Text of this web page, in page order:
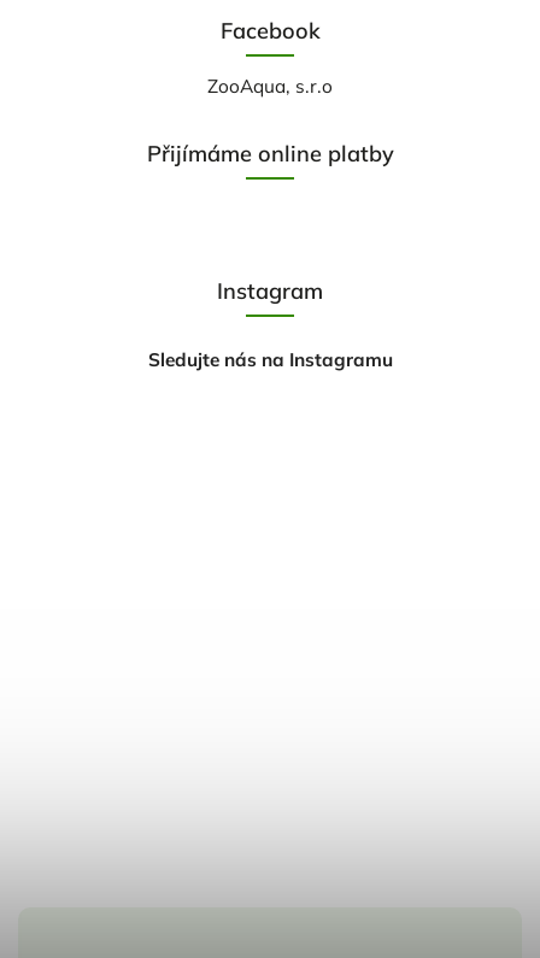
Facebook
ZooAqua, s.r.o
Přijímáme online platby
Instagram
Sledujte nás na Instagramu